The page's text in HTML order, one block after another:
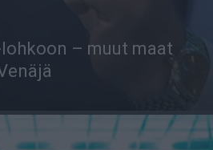
– muut maat